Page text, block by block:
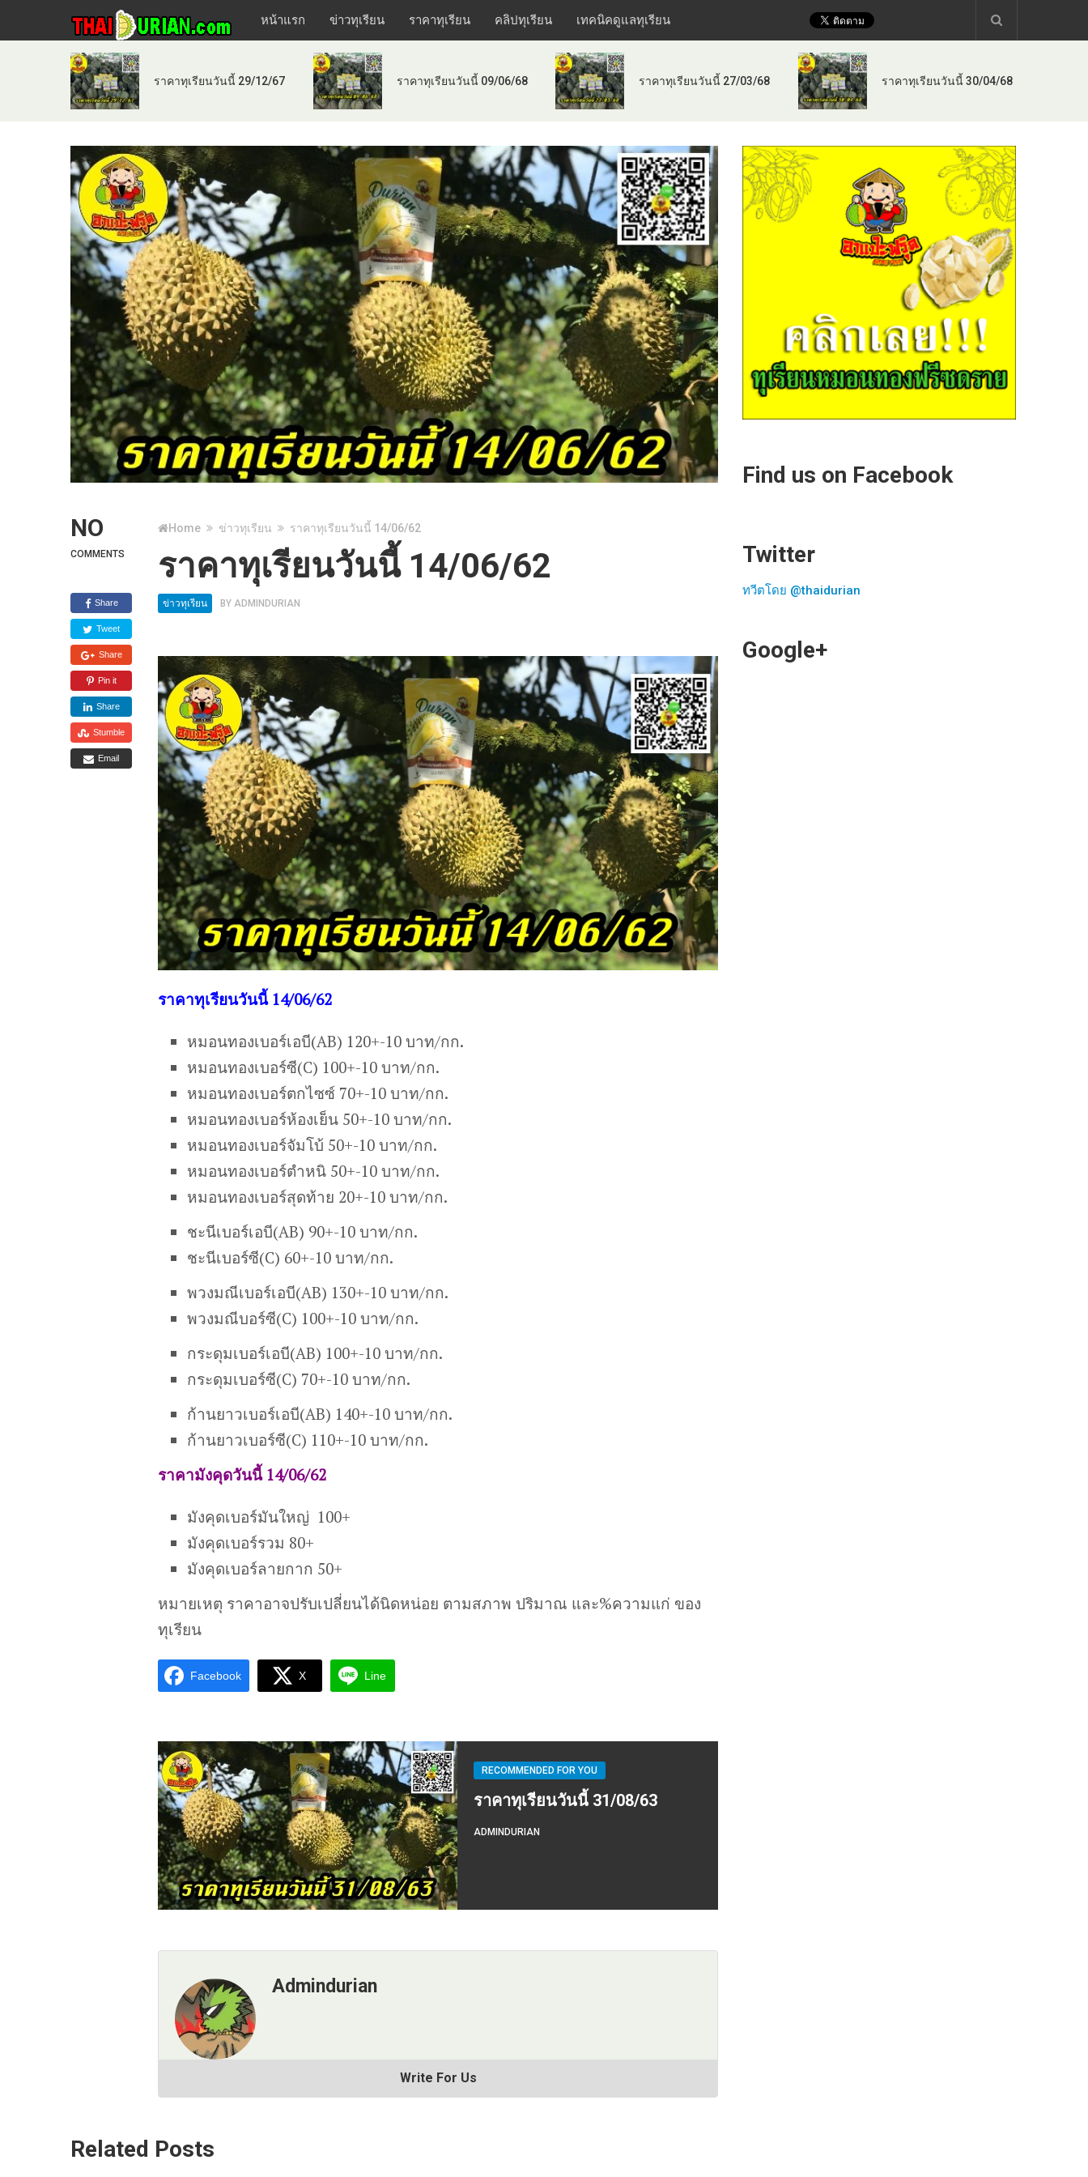
หน้าแรก ข่าวทุเรียน ราคาทุเรียน คลิปทุเรียน เทคนิคดูแลทุเรียน
ราคาทุเรียนวันนี้ 29/12/67 ราคาทุเรียนวันนี้ 09/06/68 ราคาทุเรียนวันนี้ 27/03/68 ราคาทุเรียนวันนี้ 30/04/68
NO
COMMENTS
Share
Tweet
Share
Pin it
Share
Stumble
Email
Home ข่าวทุเรียน ราคาทุเรียนวันนี้ 14/06/62
ราคาทุเรียนวันนี้ 14/06/62
ข่าวทุเรียน BY ADMINDURIAN
ราคาทุเรียนวันนี้ 14/06/62
หมอนทองเบอร์เอบี(AB) 120+-10 บาท/กก.
หมอนทองเบอร์ซี(C) 100+-10 บาท/กก.
หมอนทองเบอร์ตกไซซ์ 70+-10 บาท/กก.
หมอนทองเบอร์ห้องเย็น 50+-10 บาท/กก.
หมอนทองเบอร์จัมโบ้ 50+-10 บาท/กก.
หมอนทองเบอร์ตำหนิ 50+-10 บาท/กก.
หมอนทองเบอร์สุดท้าย 20+-10 บาท/กก.
ชะนีเบอร์เอบี(AB) 90+-10 บาท/กก.
ชะนีเบอร์ซี(C) 60+-10 บาท/กก.
พวงมณีเบอร์เอบี(AB) 130+-10 บาท/กก.
พวงมณีบอร์ซี(C) 100+-10 บาท/กก.
กระดุมเบอร์เอบี(AB) 100+-10 บาท/กก.
กระดุมเบอร์ซี(C) 70+-10 บาท/กก.
ก้านยาวเบอร์เอบี(AB) 140+-10 บาท/กก.
ก้านยาวเบอร์ซี(C) 110+-10 บาท/กก.
ราคามังคุดวันนี้ 14/06/62
มังคุดเบอร์มันใหญ่ 100+
มังคุดเบอร์รวม 80+
มังคุดเบอร์ลายกาก 50+
หมายเหตุ ราคาอาจปรับเปลี่ยนได้นิดหน่อย ตามสภาพ ปริมาณ และ%ความแก่ ของ
ทุเรียน
Facebook X Line
RECOMMENDED FOR YOU
ราคาทุเรียนวันนี้ 31/08/63
ADMINDURIAN
Admindurian
Write For Us
Related Posts
Find us on Facebook
Twitter
ทวีตโดย @thaidurian
Google+